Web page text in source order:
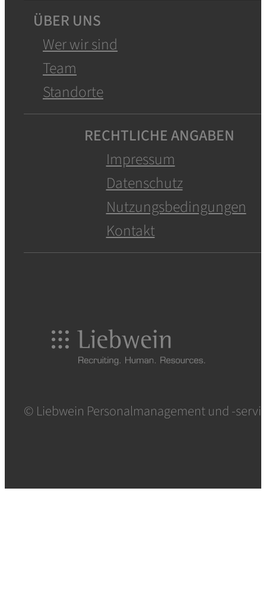
ÜBER UNS
Wer wir sind
Team
Standorte
RECHTLICHE ANGABEN
Impressum
Datenschutz
Nutzungsbedingungen
Kontakt
© Liebwein Personalmanagement und -